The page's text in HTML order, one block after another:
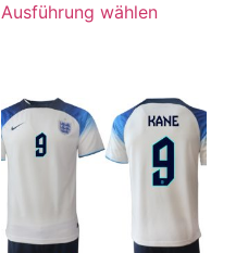
Ausführung wählen